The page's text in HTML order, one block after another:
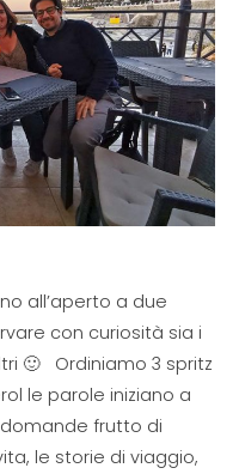
all’aperto a due
con curiosità sia i
🙂 Ordiniamo 3 spritz
le parole iniziano a
frutto di
le storie di viaggio,